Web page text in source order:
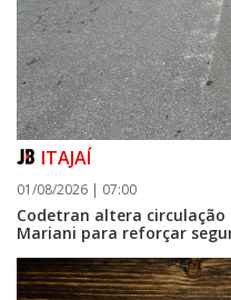
ITAJAÍ
01/08/2026 | 07:00
Codetran altera circulação
Mariani para reforçar